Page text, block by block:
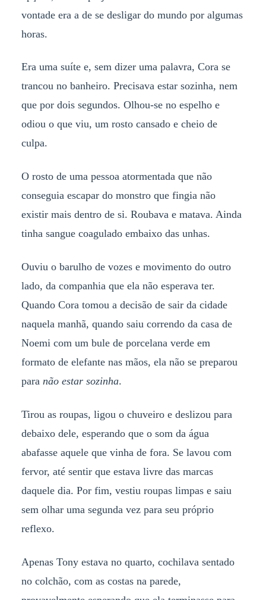
vontade era a de se desligar do mundo por algumas
horas.
Era uma suíte e, sem dizer uma palavra, Cora se
trancou no banheiro. Precisava estar sozinha, nem
que por dois segundos. Olhou-se no espelho e
odiou o que viu, um rosto cansado e cheio de
culpa.
O rosto de uma pessoa atormentada que não
conseguia escapar do monstro que fingia não
existir mais dentro de si. Roubava e matava. Ainda
tinha sangue coagulado embaixo das unhas.
Ouviu o barulho de vozes e movimento do outro
lado, da companhia que ela não esperava ter.
Quando Cora tomou a decisão de sair da cidade
naquela manhã, quando saiu correndo da casa de
Noemi com um bule de porcelana verde em
formato de elefante nas mãos, ela não se preparou
para não estar sozinha.
Tirou as roupas, ligou o chuveiro e deslizou para
debaixo dele, esperando que o som da água
abafasse aquele que vinha de fora. Se lavou com
fervor, até sentir que estava livre das marcas
daquele dia. Por fim, vestiu roupas limpas e saiu
sem olhar uma segunda vez para seu próprio
reflexo.
Apenas Tony estava no quarto, cochilava sentado
no colchão, com as costas na parede,